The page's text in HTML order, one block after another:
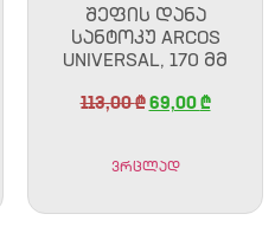
ᲨᲔᲤᲘᲡ ᲓᲐᲜᲐ
ᲡᲐᲜᲢᲝᲙᲣ ARCOS
UNIVERSAL, 170 ᲛᲛ
113,00₾69,00₾
ვრცლად